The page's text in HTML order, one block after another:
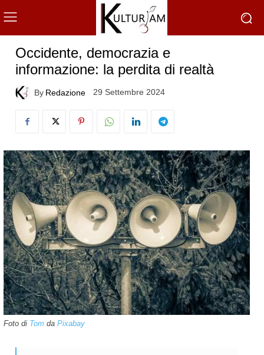
Occidente, democrazia e
informazione: la perdita di realtà
By Redazione 29 Settembre 2024
Foto di Tom da Pixabay